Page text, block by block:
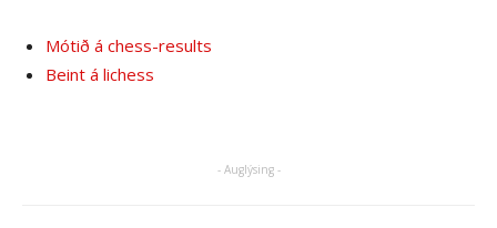
Mótið á chess-results
Beint á lichess
- Auglýsing -